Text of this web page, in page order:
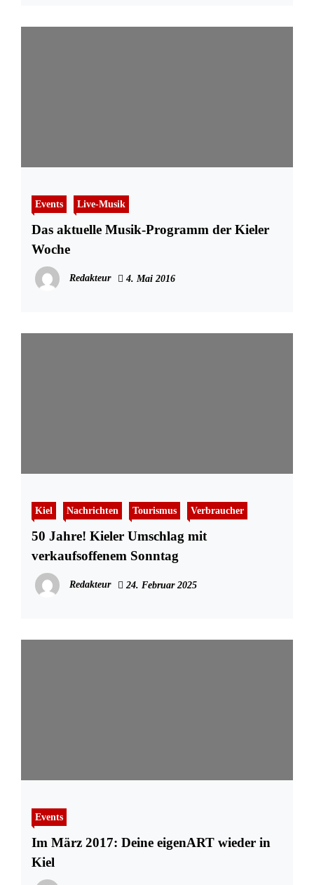
Events Live-Musik
Das aktuelle Musik-Programm der Kieler
Woche
Redakteur 4. Mai 2016
Kiel Nachrichten Tourismus Verbraucher
50 Jahre! Kieler Umschlag mit
verkaufsoffenem Sonntag
Redakteur 24. Februar 2025
Events
Im März 2017: Deine eigenART wieder in
Kiel